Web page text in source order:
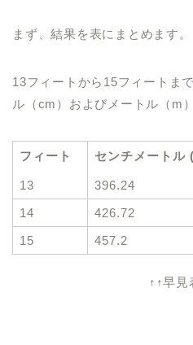
まず、結果を表にまとめます。
13フィートから15フィートま
ル（cm）およびメートル（m
フィート センチメートル
13 396.24
14
426.72
15
457.2
↑↑早見